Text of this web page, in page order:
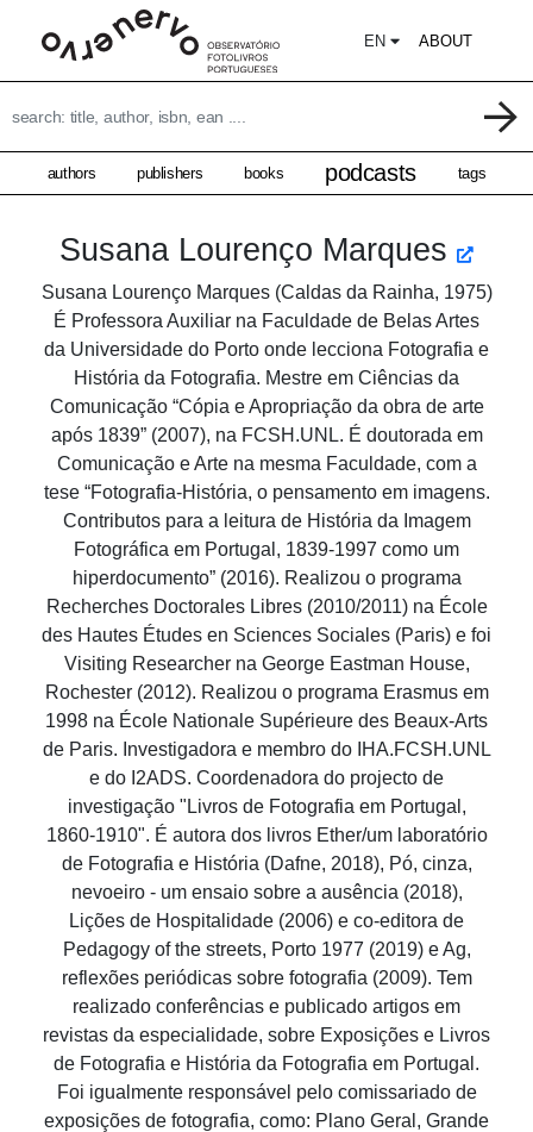
EN ABOUT
authors publishers books podcasts tags
Susana Lourenço Marques
Susana Lourenço Marques (Caldas da Rainha, 1975)
É Professora Auxiliar na Faculdade de Belas Artes
da Universidade do Porto onde lecciona Fotografia e
História da Fotografia. Mestre em Ciências da
Comunicação “Cópia e Apropriação da obra de arte
após 1839” (2007), na FCSH.UNL. É doutorada em
Comunicação e Arte na mesma Faculdade, com a
tese “Fotografia-História, o pensamento em imagens.
Contributos para a leitura de História da Imagem
Fotográfica em Portugal, 1839-1997 como um
hiperdocumento” (2016). Realizou o programa
Recherches Doctorales Libres (2010/2011) na École
des Hautes Études en Sciences Sociales (Paris) e foi
Visiting Researcher na George Eastman House,
Rochester (2012). Realizou o programa Erasmus em
1998 na École Nationale Supérieure des Beaux-Arts
de Paris. Investigadora e membro do IHA.FCSH.UNL
e do I2ADS. Coordenadora do projecto de
investigação "Livros de Fotografia em Portugal,
1860-1910". É autora dos livros Ether/um laboratório
de Fotografia e História (Dafne, 2018), Pó, cinza,
nevoeiro - um ensaio sobre a ausência (2018),
Lições de Hospitalidade (2006) e co-editora de
Pedagogy of the streets, Porto 1977 (2019) e Ag,
reflexões periódicas sobre fotografia (2009). Tem
realizado conferências e publicado artigos em
revistas da especialidade, sobre Exposições e Livros
de Fotografia e História da Fotografia em Portugal.
Foi igualmente responsável pelo comissariado de
exposições de fotografia, como: Plano Geral, Grande